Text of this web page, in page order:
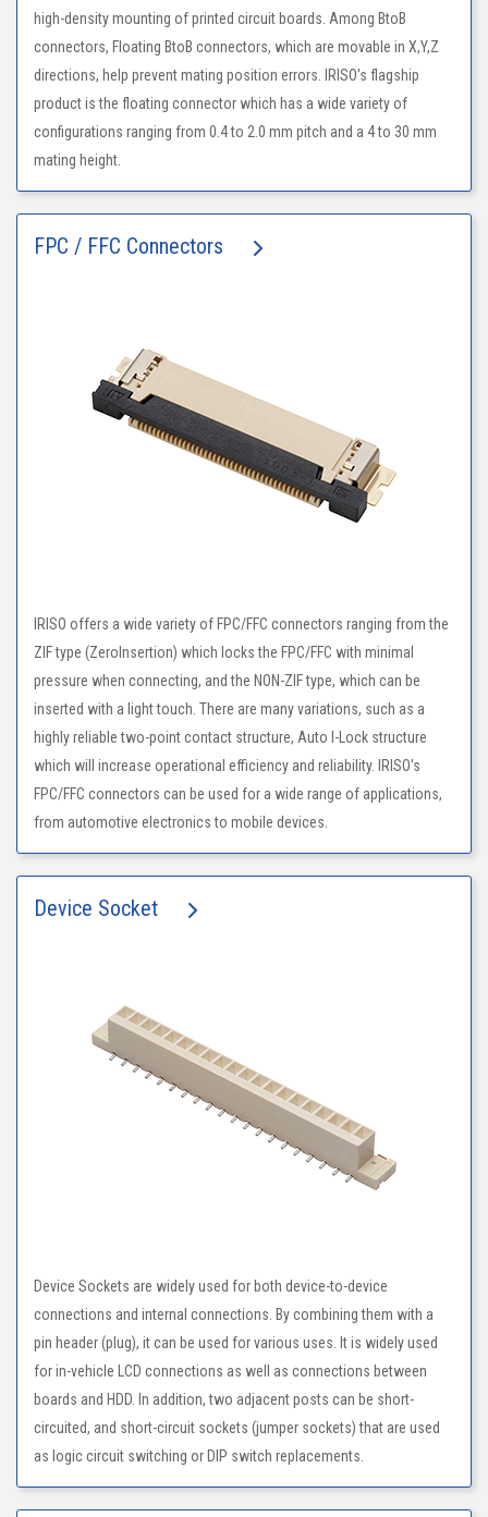
high-density mounting of printed circuit boards. Among BtoB
connectors, Floating BtoB connectors, which are movable in X,Y,Z
directions, help prevent mating position errors. IRISO's flagship
product is the floating connector which has a wide variety of
configurations ranging from 0.4 to 2.0 mm pitch and a 4 to 30 mm
mating height.
FPC / FFC Connectors
IRISO offers a wide variety of FPC/FFC connectors ranging from the
ZIF type (ZeroInsertion) which locks the FPC/FFC with minimal
pressure when connecting, and the NON-ZIF type, which can be
inserted with a light touch. There are many variations, such as a
highly reliable two-point contact structure, Auto I-Lock structure
which will increase operational efficiency and reliability. IRISO's
FPC/FFC connectors can be used for a wide range of applications,
from automotive electronics to mobile devices.
Device Socket
Device Sockets are widely used for both device-to-device
connections and internal connections. By combining them with a
pin header (plug), it can be used for various uses. It is widely used
for in-vehicle LCD connections as well as connections between
boards and HDD. In addition, two adjacent posts can be short-
circuited, and short-circuit sockets (jumper sockets) that are used
as logic circuit switching or DIP switch replacements.